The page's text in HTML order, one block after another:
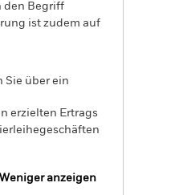
den Begriff
ist zudem auf
Sie über ein
erzielten Ertrags
Weniger anzeigen